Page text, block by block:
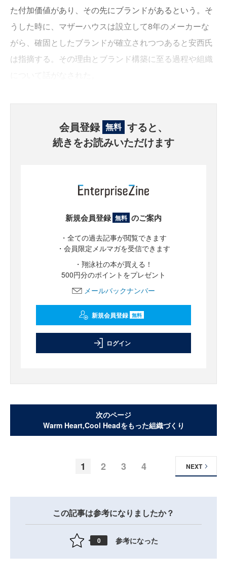
た付加価値があり、その先にブランドがあるという。そ
うした時に、マザーハウスは設立して8年のメーカーな
がら、確固としたブランドが確立されつつあると安西氏
は指摘する。その理由とブランド構築に至る過程や組織
会員登録 無料 すると、
続きをお読みいただけます
新規会員登録 無料 のご案内
・全ての過去記事が閲覧できます
・会員限定メルマガを受信できます
・翔泳社の本が買える！
500円分のポイントをプレゼント
メールバックナンバー
新規会員登録 無料
ログイン
次のページ
Warm Heart,Cool Headをもった組織づくり
1 2 3 4 NEXT
この記事は参考になりましたか？
0 参考になった